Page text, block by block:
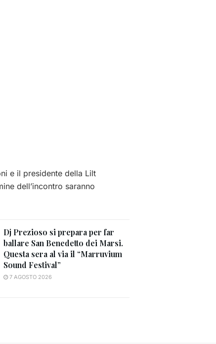
e il presidente della Lilt
dell’incontro saranno
Dj Prezioso si prepara per far
ballare San Benedetto dei Marsi.
Questa sera al via il “Marruvium
Sound Festival”
7 AGOSTO 2026